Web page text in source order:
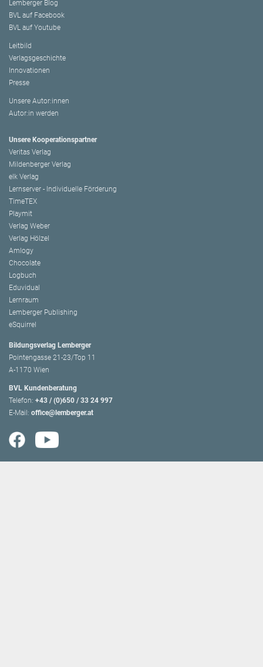
Lemberger Blog
BVL auf Facebook
BVL auf Youtube
Leitbild
Verlagsgeschichte
Innovationen
Presse
Unsere Autor:innen
Autor:in werden
Unsere Kooperationspartner
Veritas Verlag
Mildenberger Verlag
elk Verlag
Lernserver - Individuelle Förderung
TimeTEX
Playmit
Verlag Weber
Verlag Hölzel
Amlogy
Chocolate
Logbuch
Eduvidual
Lernraum
Lemberger Publishing
eSquirrel
Bildungsverlag Lemberger
Pointengasse 21-23/Top 11
A-1170 Wien
BVL Kundenberatung
Telefon: +43 / (0)650 / 33 24 997
E-Mail: office@lemberger.at